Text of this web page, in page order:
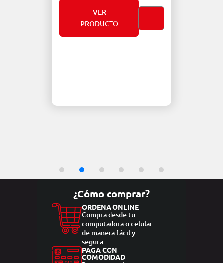
VER
PRODUCTO
¿Cómo comprar?
ORDENA ONLINE
Compra desde tu
computadora o celular
de manera fácil y
segura.
PAGA CON
COMODIDAD